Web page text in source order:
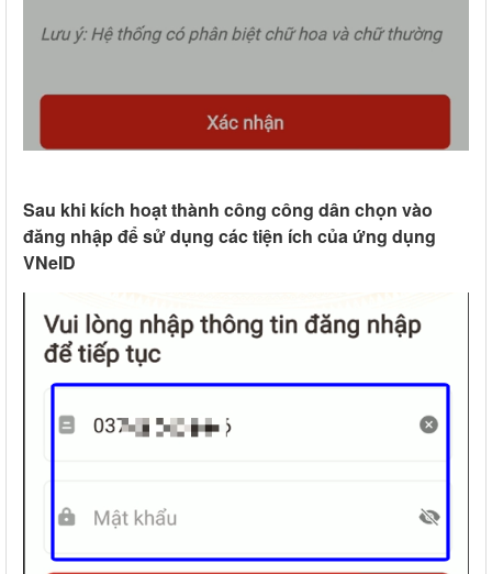
Sau khi kích hoạt thành công công dân chọn vào
đăng nhập để sử dụng các tiện ích của ứng dụng
VNeID